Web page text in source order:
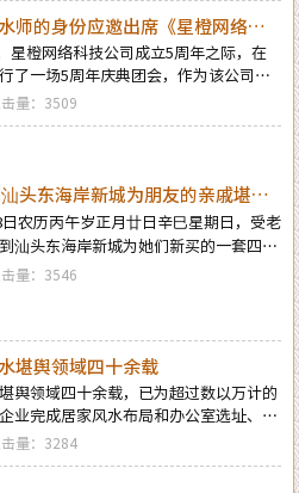
！
师的身份应邀出席《星橙网络科
周年庆典
星橙网络科技公司成立5周年之际，在
了一场5周年庆典团会，作为该公司杨
的本人也应邀出席了本次庆典团会的活
击量：3509
头东海岸新城为朋友的亲戚堪舆
农历丙午岁正月廿日辛巳星期日，受老
汕头东海岸新城为她们新买的一套四房
水态势的评估堪舆。 并为她们整套房后
击量：3546
堪舆领域四十余载
舆领域四十余载，已为超过数以万计的
业完成居家风水布局和办公室选址、厂
规划,深受客户赞誉,是业界公认的最具
且是国内为数不多的资深四柱周易预测
击量：3284